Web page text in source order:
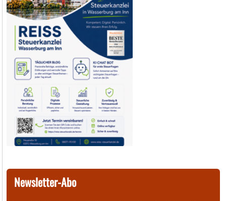
Newsletter-Abo